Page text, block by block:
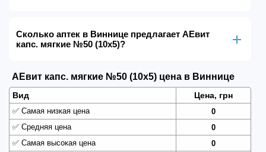
Сколько аптек в Виннице предлагает AEвит
капс. мягкие №50 (10х5)?
AEвит капс. мягкие №50 (10х5) цена в Виннице
Вид Цена, грн
✅ Самая низкая цена
0
✅ Средняя цена
0
✅ Самая высокая цена
0